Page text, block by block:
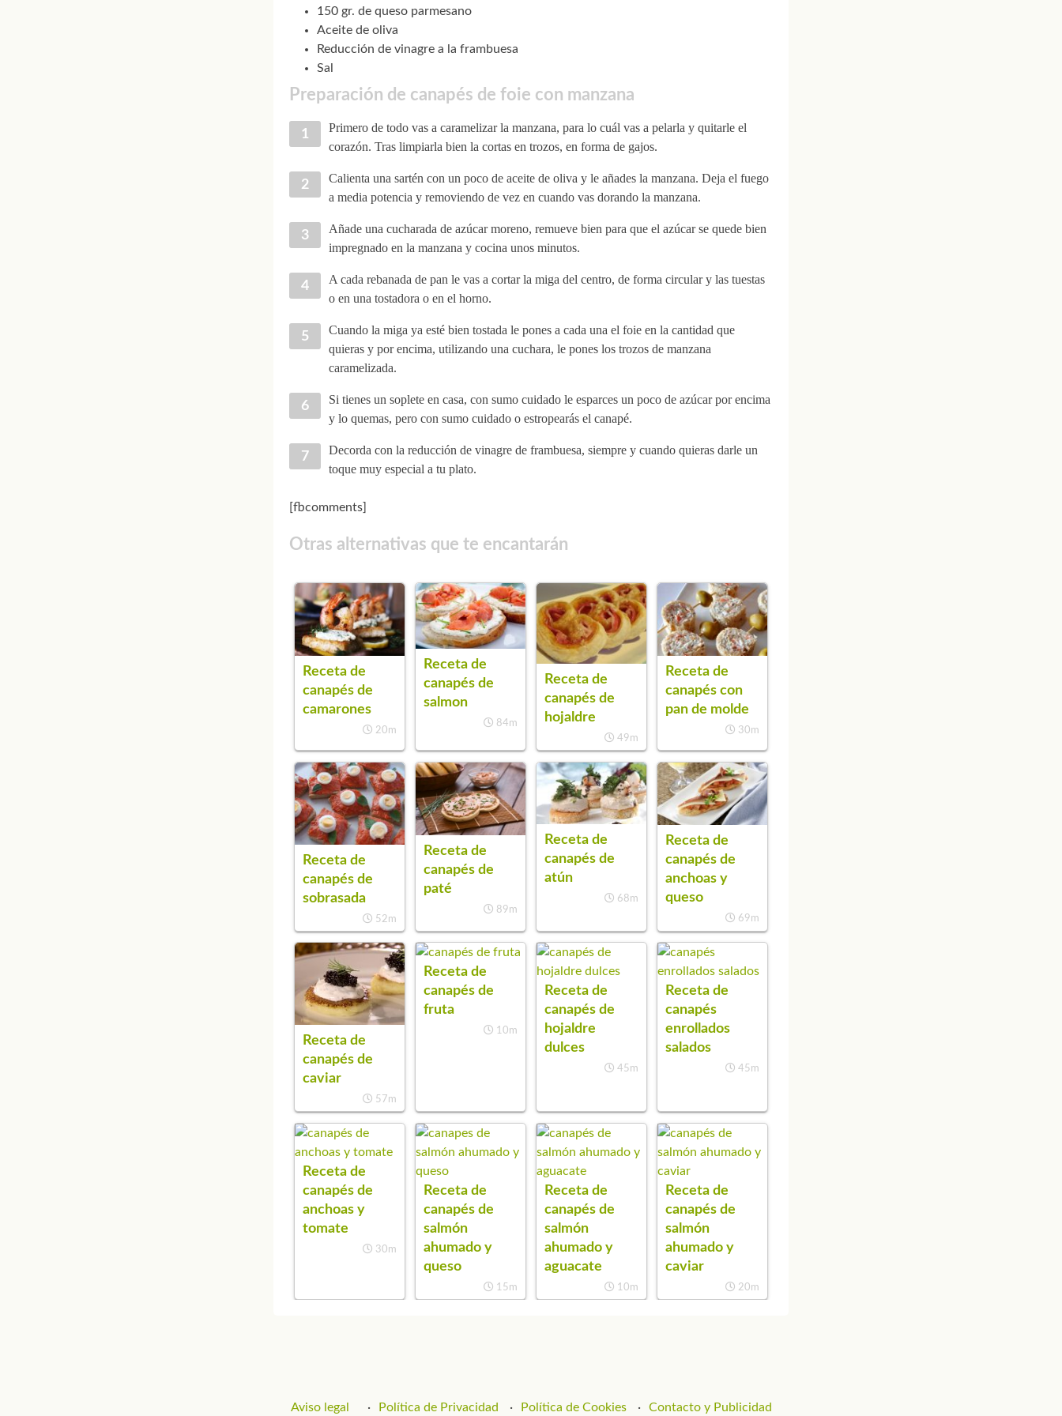
150 gr. de queso parmesano
Aceite de oliva
Reducción de vinagre a la frambuesa
Sal
Preparación de canapés de foie con manzana
Primero de todo vas a caramelizar la manzana, para lo cuál vas a pelarla y quitarle el
corazón. Tras limpiarla bien la cortas en trozos, en forma de gajos.
Calienta una sartén con un poco de aceite de oliva y le añades la manzana. Deja el fuego
a media potencia y removiendo de vez en cuando vas dorando la manzana.
Añade una cucharada de azúcar moreno, remueve bien para que el azúcar se quede bien
impregnado en la manzana y cocina unos minutos.
A cada rebanada de pan le vas a cortar la miga del centro, de forma circular y las tuestas
o en una tostadora o en el horno.
Cuando la miga ya esté bien tostada le pones a cada una el foie en la cantidad que
quieras y por encima, utilizando una cuchara, le pones los trozos de manzana
caramelizada.
Si tienes un soplete en casa, con sumo cuidado le esparces un poco de azúcar por encima
y lo quemas, pero con sumo cuidado o estropearás el canapé.
Decorda con la reducción de vinagre de frambuesa, siempre y cuando quieras darle un
toque muy especial a tu plato.
[fbcomments]
Otras alternativas que te encantarán
Receta de
canapés de
camarones
20m
Receta de
canapés de
salmon
84m
Receta de
canapés de
hojaldre
49m
Receta de
canapés con
pan de molde
30m
Receta de
canapés de
sobrasada
52m
Receta de
canapés de
paté
89m
Receta de
canapés de
atún
68m
Receta de
canapés de
anchoas y
queso
69m
Receta de
canapés de
caviar
57m
Receta de
canapés de
fruta
10m
Receta de
canapés de
hojaldre
dulces
45m
Receta de
canapés
enrollados
salados
45m
Receta de
canapés de
anchoas y
tomate
30m
Receta de
canapés de
salmón
ahumado y
queso
15m
Receta de
canapés de
salmón
ahumado y
aguacate
10m
Receta de
canapés de
salmón
ahumado y
caviar
20m
Aviso legal Política de Privacidad Política de Cookies Contacto y Publicidad